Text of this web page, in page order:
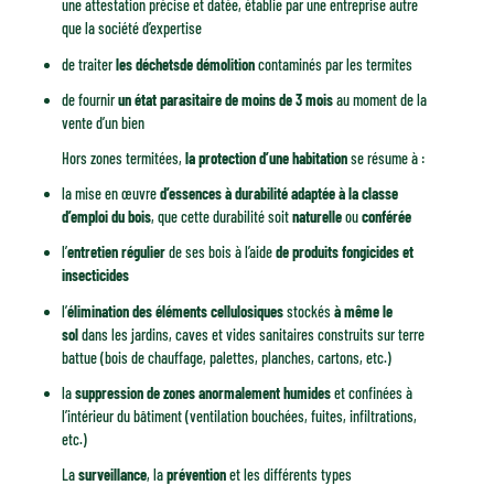
une attestation précise et datée, établie par une entreprise autre
que la société d’expertise
de traiterles déchetsde démolitioncontaminés par les termites
de fournirun état parasitaire de moins de 3 moisau moment de la
vente d’un bien
Hors zones termitées, la protection d’une habitationse résume à :
la mise en œuvred’essences à durabilité adaptée à la classe
d’emploi du bois, que cette durabilité soitnaturelleouconférée
l’entretien régulierde ses bois à l’aidede produits fongicides et
insecticides
l’élimination des éléments cellulosiquesstockésà même le
soldans les jardins, caves et vides sanitaires construits sur terre
battue (bois de chauffage, palettes, planches, cartons, etc.)
lasuppression de zones anormalement humideset confinées à
l’intérieur du bâtiment (ventilation bouchées, fuites, infiltrations,
etc.)
Lasurveillance, lapréventionet les différents types